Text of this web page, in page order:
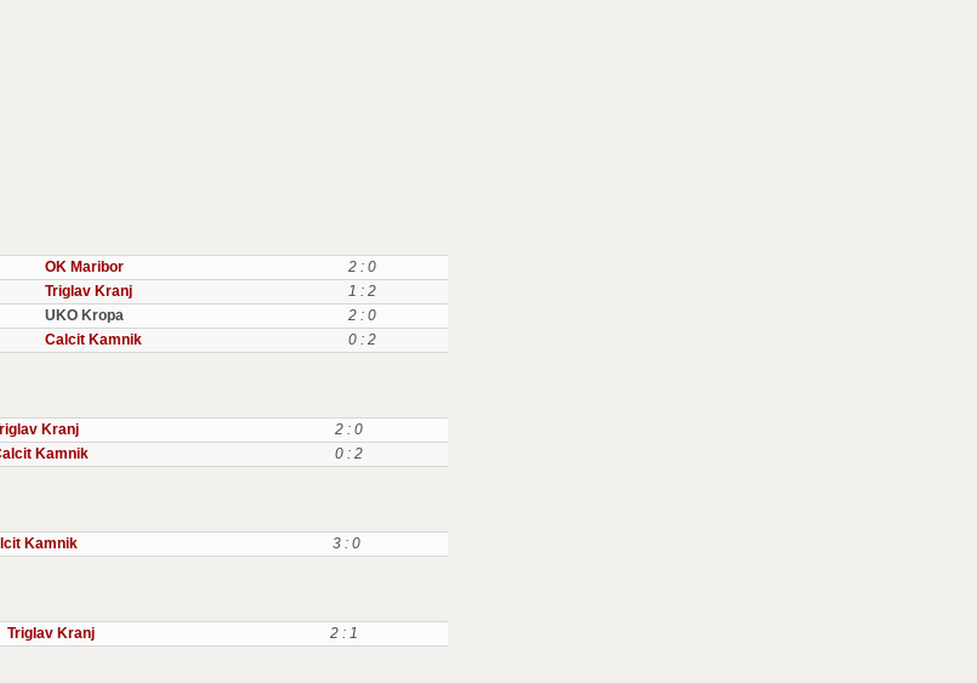
OK Maribor
2 : 0
Triglav Kranj
1 : 2
UKO Kropa
2 : 0
Calcit Kamnik 0 : 2
Kranj
2 : 0
Kamnik 0 : 2
Kamnik 3 : 0
Triglav Kranj 2 : 1